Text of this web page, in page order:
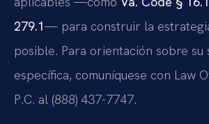
279.1— para construir la
posible. Para orientación sobre su
específica, comuníquese con Law
P.C. al (888) 437-7747.